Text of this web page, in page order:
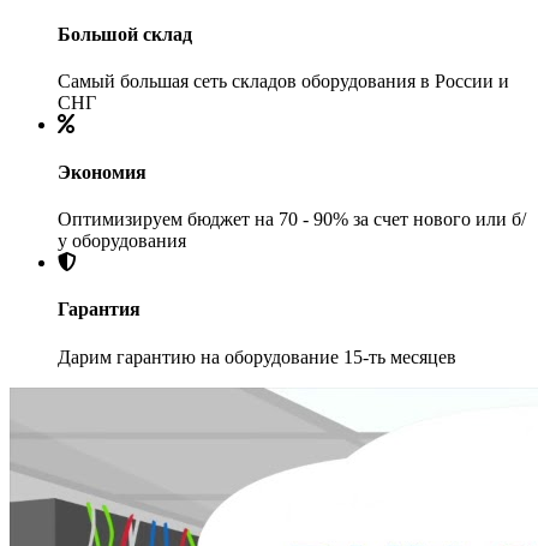
Большой склад
Самый большая сеть складов оборудования в России и
СНГ
Экономия
Оптимизируем бюджет на 70 - 90% за счет нового или б/
у оборудования
Гарантия
Дарим гарантию на оборудование 15-ть месяцев